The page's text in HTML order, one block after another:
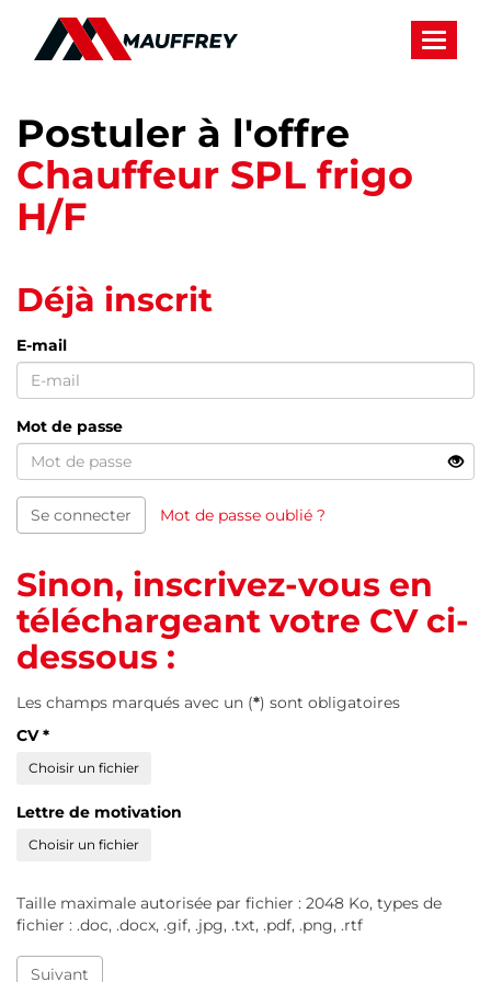
Postuler à l'offre
Chauffeur SPL frigo
H/F
Déjà inscrit
E-mail
Mot de passe
Se connecter Mot de passe oublié ?
Sinon, inscrivez-vous en
téléchargeant votre CV ci-
dessous :
Les champs marqués avec un (*) sont obligatoires
CV *
Choisir un fichier
Lettre de motivation
Choisir un fichier
Taille maximale autorisée par fichier : 2048 Ko, types de
fichier : .doc, .docx, .gif, .jpg, .txt, .pdf, .png, .rtf
Suivant